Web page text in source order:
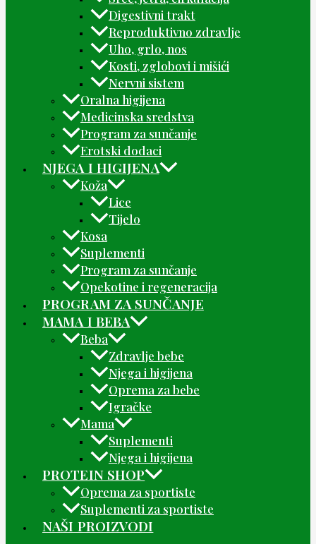
Digestivni trakt
Reproduktivno zdravlje
Uho, grlo, nos
Kosti, zglobovi i mišići
Nervni sistem
Oralna higijena
Medicinska sredstva
Program za sunčanje
Erotski dodaci
NJEGA I HIGIJENA
Koža
Lice
Tijelo
Kosa
Suplementi
Program za sunčanje
Opekotine i regeneracija
PROGRAM ZA SUNČANJE
MAMA I BEBA
Beba
Zdravlje bebe
Njega i higijena
Oprema za bebe
Igračke
Mama
Suplementi
Njega i higijena
PROTEIN SHOP
Oprema za sportiste
Suplementi za sportiste
NAŠI PROIZVODI